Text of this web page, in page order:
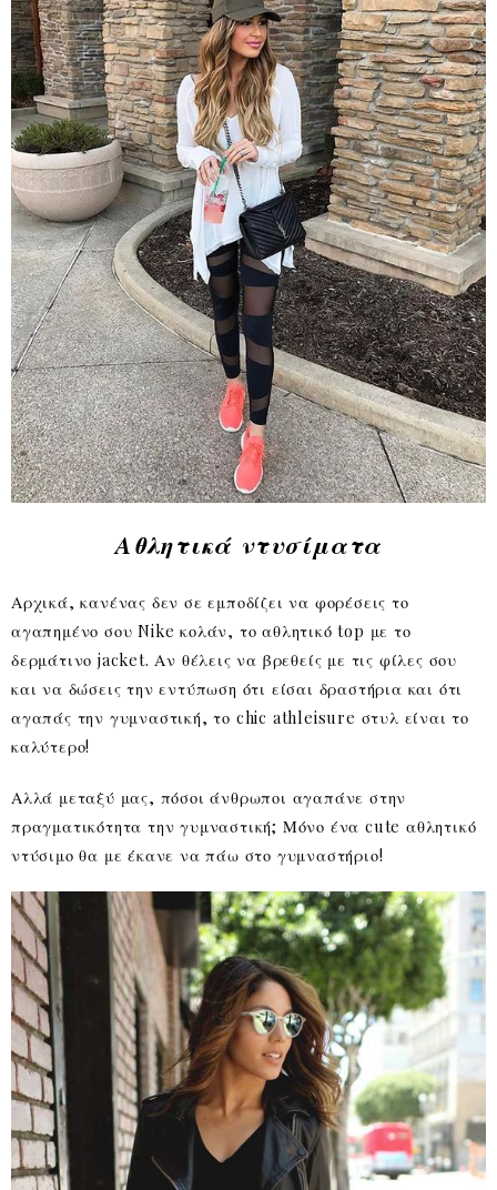
Αθλητικά ντυσίματα
Αρχικά, κανένας δεν σε εμποδίζει να φορέσεις το
αγαπημένο σου Nike κολάν, το αθλητικό top με το
δερμάτινο jacket. Αν θέλεις να βρεθείς με τις φίλες σου
και να δώσεις την εντύπωση ότι είσαι δραστήρια και ότι
αγαπάς την γυμναστική, το chic athleisure στυλ είναι το
καλύτερο!
Αλλά μεταξύ μας, πόσοι άνθρωποι αγαπάνε στην
πραγματικότητα την γυμναστική; Μόνο ένα cute αθλητικό
ντύσιμο θα με έκανε να πάω στο γυμναστήριο!